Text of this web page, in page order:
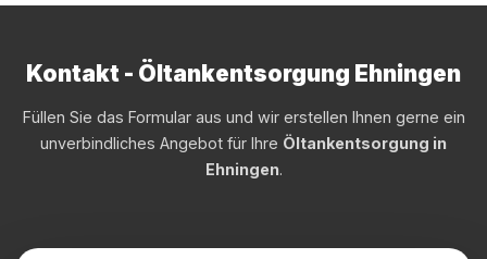
Kontakt - Öltankentsorgung Ehningen
Füllen Sie das Formular aus und wir erstellen Ihnen gerne ein
unverbindliches Angebot für Ihre Öltankentsorgung in
Ehningen.